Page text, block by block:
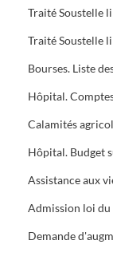
Bourses. Liste
Hôpital.
Calamités
Hôpital. Budget
Assistance aux
Demande